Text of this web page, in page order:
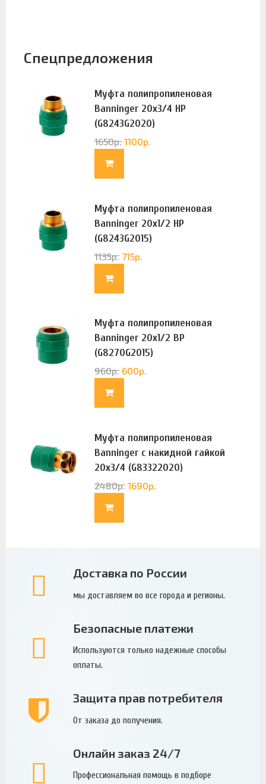
Спецпредложения
Муфта полипропиленовая
Banninger 20х3/4 НР
(G8243G2020)
1650р. 1100р.
Муфта полипропиленовая
Banninger 20х1/2 НР
(G8243G2015)
1135р. 715р.
Муфта полипропиленовая
Banninger 20х1/2 ВР
(G8270G2015)
960р. 600р.
Муфта полипропиленовая
Banninger с накидной гайкой
20х3/4 (G83322020)
2480р. 1690р.
Доставка по России
мы доставляем во все города и регионы.
Безопасные платежи
Используются только надежные способы
оплаты.
Защита прав потребителя
От заказа до получения.
Онлайн заказ 24/7
Профессиональная помощь в подборе